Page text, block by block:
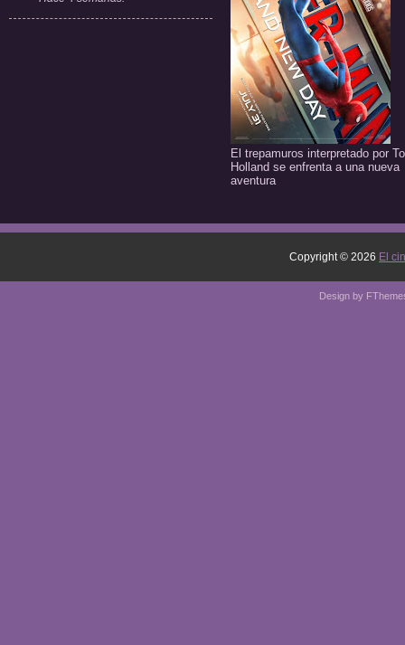
El trepamuros interpretado por
Holland se enfrenta a una nueva
aventura
Copyright © 2026 El
Design by